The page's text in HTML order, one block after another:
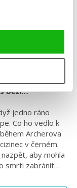
běží…
jedno ráno
Co ho vedlo k
Archerova
v černém.
aby mohla
smrti zabránit…